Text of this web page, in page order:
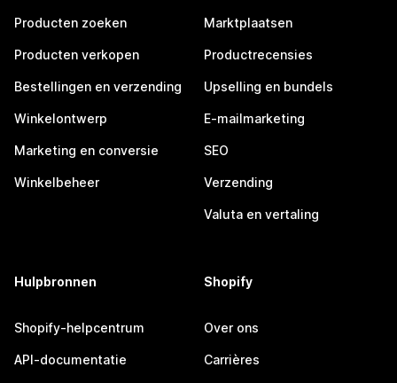
Producten zoeken
Producten verkopen
Bestellingen en verzending
Winkelontwerp
Marketing en conversie
Winkelbeheer
Marktplaatsen
Productrecensies
Upselling en bundels
E-mailmarketing
SEO
Verzending
Valuta en vertaling
Hulpbronnen
Shopify-helpcentrum
API-documentatie
Shopify
Over ons
Carrières